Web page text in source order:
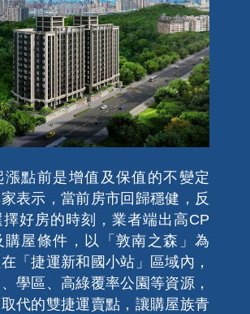
漲點前是增值及保值的不變定
表示，當前房市回歸穩健，反
好房的時刻，業者端出高CP
購屋條件，以「敦南之森」為
「捷運新和國小站」區域內，
學區、高綠覆率公園等資源，
代的雙捷運賣點，讓購屋族青